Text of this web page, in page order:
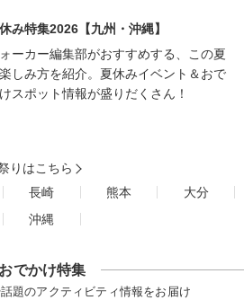
み特集2026【九州・沖縄】
ーカー編集部がおすすめする、この夏
しみ方を紹介。夏休みイベント＆おで
スポット情報が盛りだくさん！
りはこちら
長崎 熊本
大分
沖縄
おでかけ特集
題のアクティビティ情報をお届け